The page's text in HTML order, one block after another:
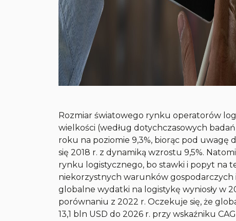
Rozmiar światowego rynku operatorów
wielkości (według dotychczasowych
roku na poziomie 9,3%, biorąc pod uwagę
się 2018 r. z dynamiką wzrostu 9,5%.
rynku logistycznego, bo stawki i popyt na
niekorzystnych warunków gospodarczych
globalne wydatki na logistykę wyniosły w
porównaniu z 2022 r. Oczekuje się, że
13,1 bln USD do 2026 r. przy wskaźniku